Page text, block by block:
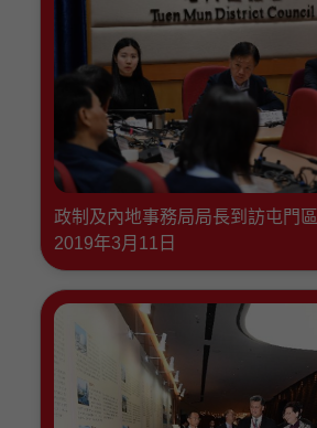
政制及內地事務局局長到訪屯門區
2019年3月11日